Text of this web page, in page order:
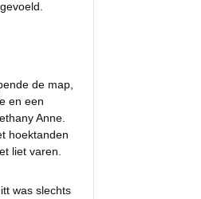
de map,
en een
Anne.
hoektanden
liet varen.
was slechts